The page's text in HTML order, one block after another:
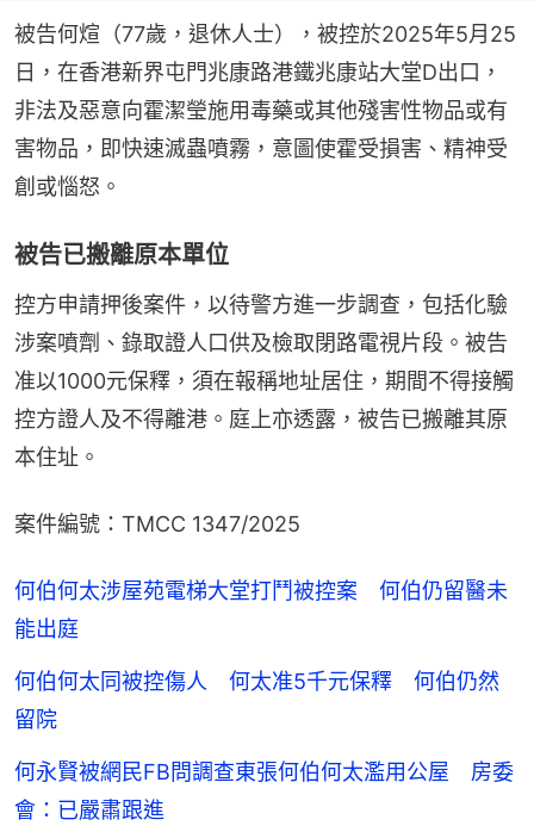
被告何煊（77歲，退休人士），被控於2025年5月25
日，在香港新界屯門兆康路港鐵兆康站大堂D出口，
非法及惡意向霍潔瑩施用毒藥或其他殘害性物品或有
害物品，即快速滅蟲噴霧，意圖使霍受損害、精神受
創或惱怒。
被告已搬離原本單位
控方申請押後案件，以待警方進一步調查，包括化驗
涉案噴劑、錄取證人口供及檢取閉路電視片段。被告
准以1000元保釋，須在報稱地址居住，期間不得接觸
控方證人及不得離港。庭上亦透露，被告已搬離其原
本住址。
案件編號：TMCC 1347/2025
何伯何太涉屋苑電梯大堂打鬥被控案 何伯仍留醫未
能出庭
何伯何太同被控傷人 何太准5千元保釋 何伯仍然
留院
何永賢被網民FB問調查東張何伯何太濫用公屋 房委
會：已嚴肅跟進